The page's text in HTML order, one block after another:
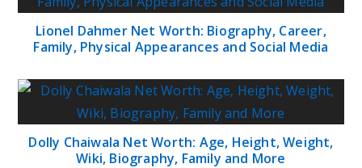
Lionel Dahmer Net Worth: Biography, Career,
Family, Physical Appearances and Social Media
Dolly Chaiwala Net Worth: Age, Height, Weight,
Wiki, Biography, Family and More